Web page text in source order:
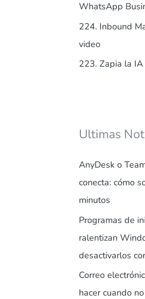
WhatsApp
224. Inbound
video
223. Zapia la
Ultimas
AnyDesk o
conecta: cómo
minutos
Programas de
ralentizan
desactivarlos
Correo
hacer cuando